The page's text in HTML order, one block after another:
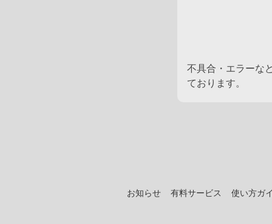
不具合・エラーな
ております。
お知らせ 有料サービス 使い方ガ